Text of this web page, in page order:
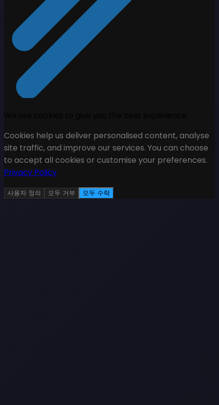
Cookies help us deliver personalised content, analyse
site traffic, and improve our services. You can choose
to accept all cookies or customise your preferences.
Privacy Policy
사용자 정의 모두 거부 모두 수락